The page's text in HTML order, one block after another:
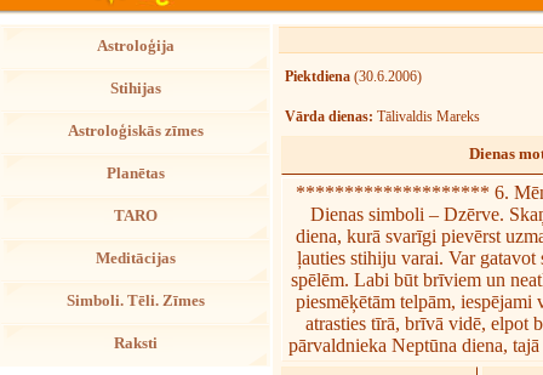
Astroloģija
Stihijas
Astroloģiskās zīmes
Planētas
TARO
Meditācijas
Simboli. Tēli. Zīmes
Raksti
Piektdiena (30.6.2006)
Vārda dienas: Tālivaldis Mareks
Dienas
******************** 6.
Dienas simboli – Dzērve.
diena, kurā svarīgi pievērst
ļauties stihiju varai. Var
spēlēm. Labi būt brīviem un
piesmēķētām telpām,
atrasties tīrā, brīvā vidē, elpot
pārvaldnieka Neptūna diena,